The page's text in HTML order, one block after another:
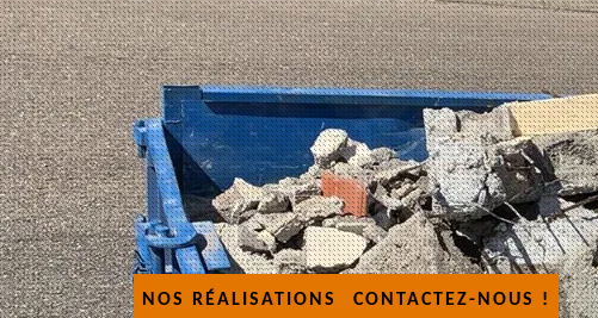
NOS RÉALISATIONS CONTACTEZ-NOUS !